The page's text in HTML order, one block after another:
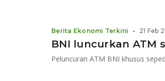
BNI luncurkan ATM
Peluncuran ATM BNI khusus
Berita Ekonomi Terkini • 21 Feb